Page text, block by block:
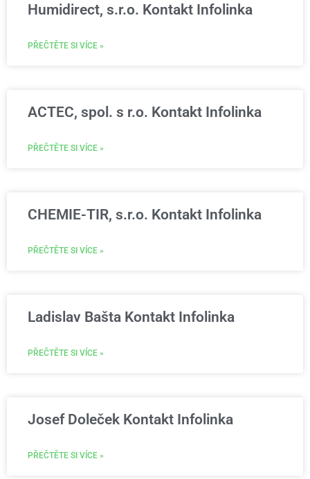
Humidirect, s.r.o. Kontakt Infolinka
PŘEČTĚTE SI VÍCE »
ACTEC, spol. s r.o. Kontakt Infolinka
PŘEČTĚTE SI VÍCE »
CHEMIE-TIR, s.r.o. Kontakt Infolinka
PŘEČTĚTE SI VÍCE »
Ladislav Bašta Kontakt Infolinka
PŘEČTĚTE SI VÍCE »
Josef Doleček Kontakt Infolinka
PŘEČTĚTE SI VÍCE »